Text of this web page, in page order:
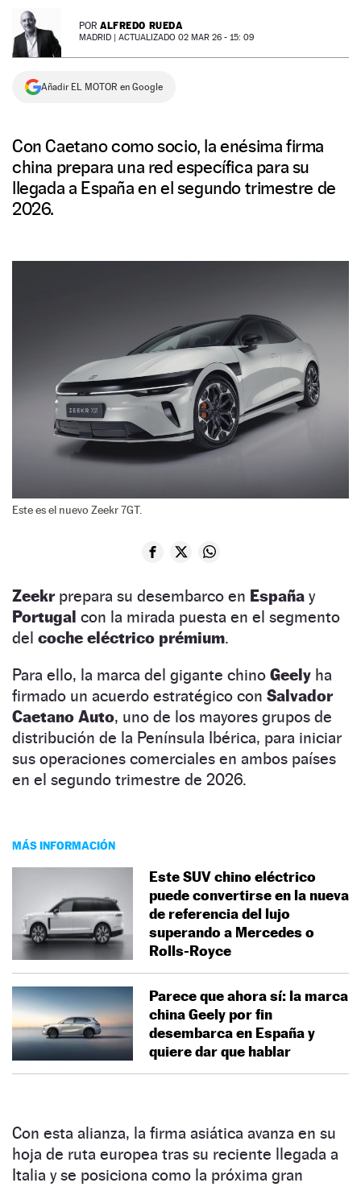
NEWSLETTER POR ALFREDO RUEDA
MADRID | ACTUALIZADO 02 MAR 26 - 15: 09
Añadir EL MOTOR en Google
Con Caetano como socio, la enésima firma
china prepara una red específica para su
llegada a España en el segundo trimestre de
2026.
Este es el nuevo Zeekr 7GT.
Zeekrprepara su desembarco en España y
Portugal con la mirada puesta en el segmento
del coche eléctrico prémium.
Para ello, la marca del gigante chino Geely ha
firmado un acuerdo estratégico con Salvador
Caetano Auto, uno de los mayores grupos de
distribución de la Península Ibérica, para iniciar
sus operaciones comerciales en ambos países
en el segundo trimestre de 2026.
MÁS INFORMACIÓN
Este SUV chino eléctrico
puede convertirse en la nueva
de referencia del lujo
superando a Mercedes o
Rolls-Royce
Parece que ahora sí: la marca
china Geely por fin
desembarca en España y
quiere dar que hablar
Con esta alianza, la firma asiática avanza en su
hoja de ruta europea tras su reciente llegada a
Italia y se posiciona como la próxima gran